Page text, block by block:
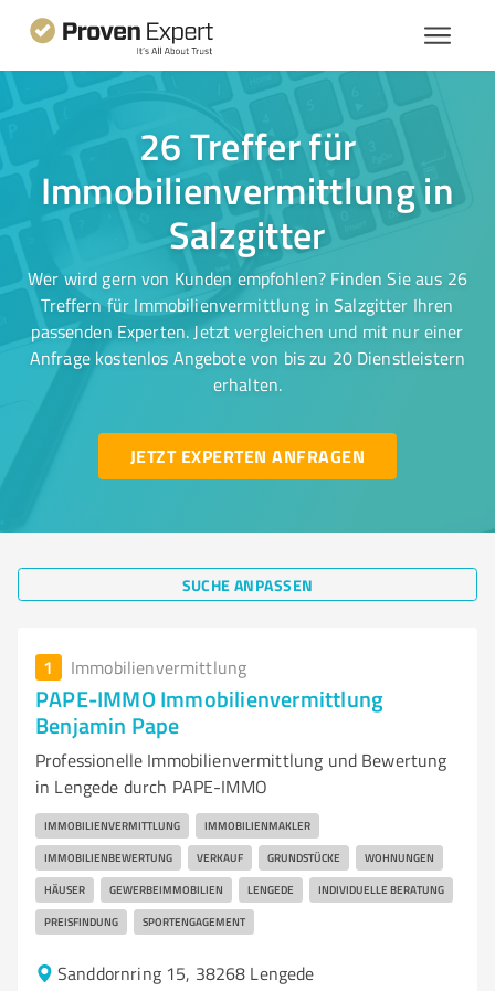
26 Treffer für
Immobilienvermittlung in
Salzgitter
Wer wird gern von Kunden empfohlen? Finden Sie aus 26
Treffern für Immobilienvermittlung in Salzgitter Ihren
passenden Experten. Jetzt vergleichen und mit nur einer
Anfrage kostenlos Angebote von bis zu 20 Dienstleistern
erhalten.
JETZT EXPERTEN ANFRAGEN
SUCHE ANPASSEN
1 Immobilienvermittlung
PAPE-IMMO Immobilienvermittlung
Benjamin Pape
Professionelle Immobilienvermittlung und Bewertung
in Lengede durch PAPE-IMMO
IMMOBILIENVERMITTLUNG IMMOBILIENMAKLER
IMMOBILIENBEWERTUNG VERKAUF GRUNDSTÜCKE WOHNUNGEN
HÄUSER GEWERBEIMMOBILIEN LENGEDE INDIVIDUELLE BERATUNG
PREISFINDUNG SPORTENGAGEMENT
Sanddornring 15, 38268 Lengede